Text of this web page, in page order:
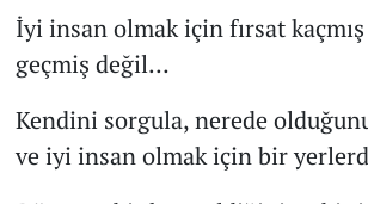
İyi insan olmak için fırsat
geçmiş değil…
Kendini sorgula, nerede
ve iyi insan olmak için bir